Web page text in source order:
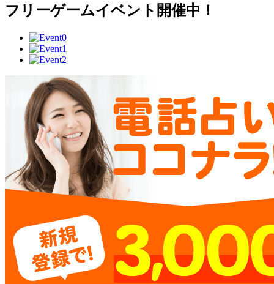
フリーゲームイベント開催中！